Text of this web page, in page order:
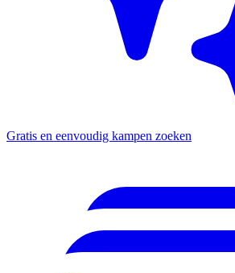
Gratis en eenvoudig kampen zoeken